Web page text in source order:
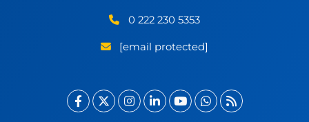
0 222 230 5353
[email protected]